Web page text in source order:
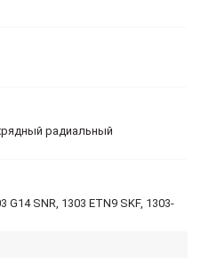
радиальный
G14 SNR, 1303 ETN9 SKF, 1303-